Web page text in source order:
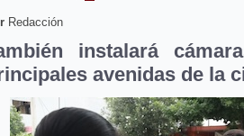
Redacción
instalará
avenidas de la